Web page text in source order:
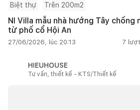
Biệt thự Trên 200m2
NI Villa mẫu nhà hướng Tây chống
từ phố cổ Hội An
27/06/2026, lúc 20:13 7
HIEUHOUSE
Tư vấn, thiết kế - KTS/Thiết kế